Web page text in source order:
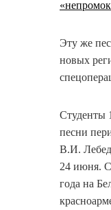
Эту же
новых
Студенты
песни
В.И.
24 июня.
года на